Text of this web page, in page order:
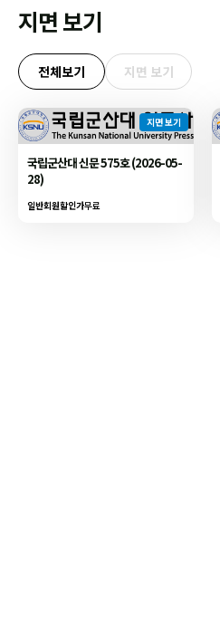
지면 보기
전체보기 지면 보기
지면 보기
국립군산대 신문 575호 (2026-05-
28)
일반회원할인가무료